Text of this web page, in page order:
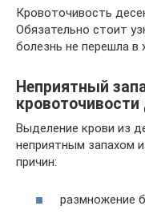
Кровоточивость
Обязательно стоит
болезнь не перешла в
Неприятный
кровоточивости
Выделение крови из
неприятным запахом
причин:
размножение